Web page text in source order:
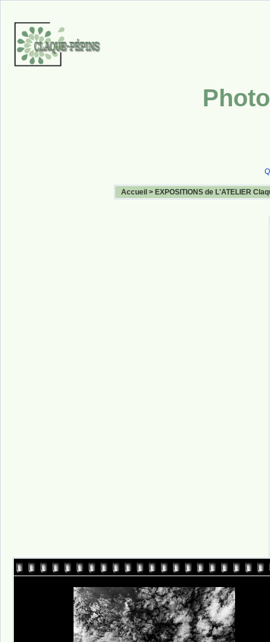
Accueil > EXPOSITIONS de L'ATELIER